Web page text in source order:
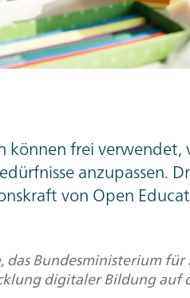
können frei
anzupassen.
vonOpen
das Bundesministerium
digitaler Bildung auf